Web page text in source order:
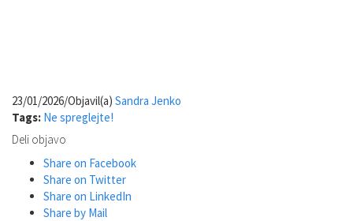
23/01/2026/Objavil(a) Sandra Jenko
Tags: Ne spreglejte!
Deli objavo
Share on Facebook
Share on Twitter
Share on LinkedIn
Share by Mail